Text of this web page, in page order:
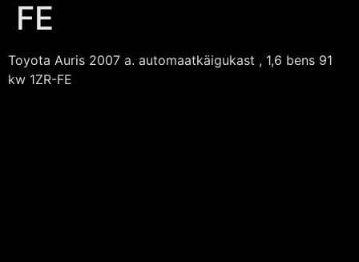
FE
Toyota Auris 2007 a. automaatkäigukast , 1,6 bens 91
kw 1ZR-FE